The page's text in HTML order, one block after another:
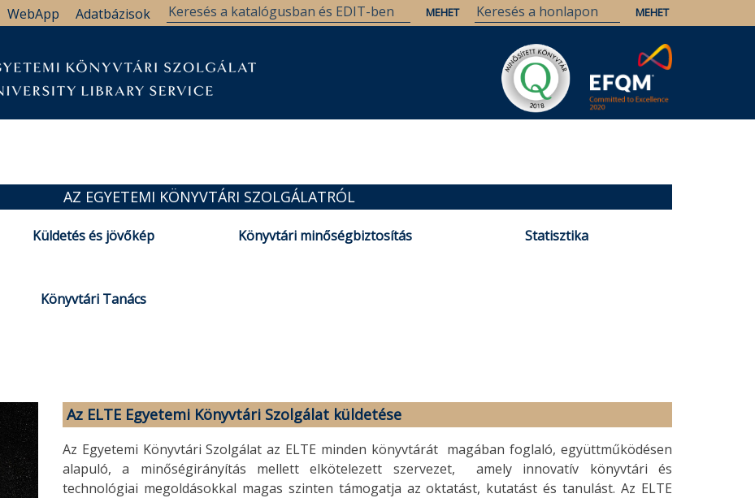
Adatbázisok
WebApp
AZ EGYETEMI KÖNYVTÁRI SZOLGÁLATRÓL
Küldetés és jövőkép Könyvtári minőségbiztosítás Statisztika
Könyvtári Tanács
Az ELTE Egyetemi Könyvtári Szolgálat küldetése
Az Egyetemi Könyvtári Szolgálat az ELTE minden könyvtárát magában foglaló, együttműködésen
alapuló, a minőségirányítás mellett elkötelezett szervezet, amely innovatív könyvtári és
technológiai megoldásokkal magas szinten támogatja az oktatást, kutatást és tanulást. Az ELTE